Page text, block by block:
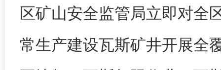
区矿山安全监管局立即对全
常生产建设瓦斯矿井开展全